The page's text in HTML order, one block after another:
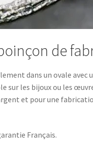
de
dans un ovale avec
sur les bijoux ou les
et pour une
Français.